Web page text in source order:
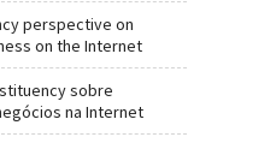
perspective on
on the Internet
sobre
na Internet